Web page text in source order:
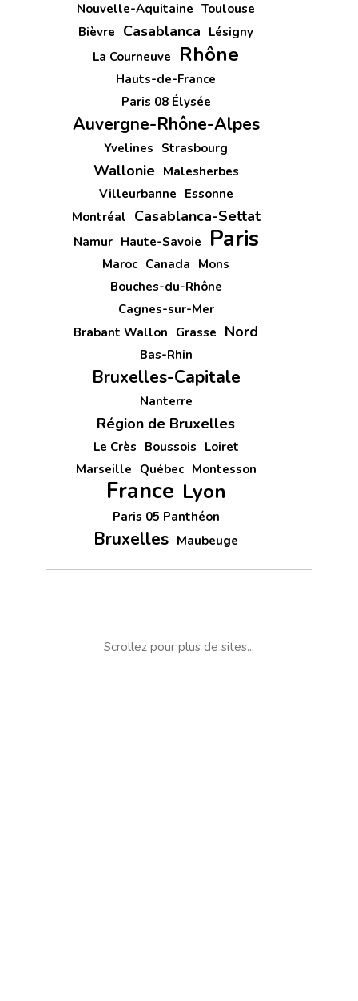
Nouvelle-Aquitaine Toulouse
Bièvre Casablanca Lésigny
La Courneuve
Rhône
Hauts-de-France
Paris 08 Élysée
Auvergne-Rhône-Alpes
Yvelines Strasbourg
Wallonie Malesherbes
Villeurbanne Essonne
Montréal Casablanca-Settat
Namur Haute-Savoie Paris
Maroc Canada Mons
Bouches-du-Rhône
Cagnes-sur-Mer
Brabant Wallon Grasse Nord
Bas-Rhin
Bruxelles-Capitale
Nanterre
Région de Bruxelles
Le Crès Boussois Loiret
Marseille Québec Montesson
France Lyon
Paris 05 Panthéon
Bruxelles Maubeuge
Scrollez pour plus de sites...